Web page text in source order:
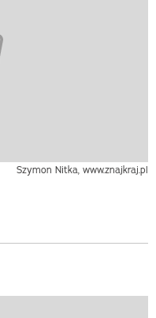
Szymon Nitka, www.znajkraj.pl